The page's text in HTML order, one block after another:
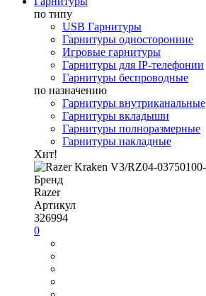
по типу
USB Гарнитуры
Гарнитуры односторонние
Игровые гарнитуры
Гарнитуры для IP-телефонии
Гарнитуры беспроводные
по назначению
Гарнитуры внутриканальные
Гарнитуры вкладыши
Гарнитуры полноразмерные
Гарнитуры накладные
Хит!
Бренд
Razer
Артикул
326994
0